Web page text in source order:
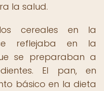
la salud.
cereales en la
reflejaba en la
se preparaban a
El pan, en
básico en la dieta